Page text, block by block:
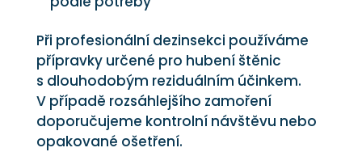
Při profesionální dezinsekci používáme
přípravky určené pro hubení štěnic
s dlouhodobým reziduálním účinkem.
V případě rozsáhlejšího zamoření
doporučujeme kontrolní návštěvu nebo
opakované ošetření.